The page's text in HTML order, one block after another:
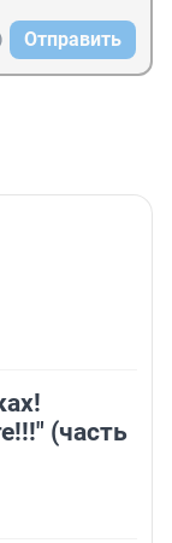
Отправить
(часть